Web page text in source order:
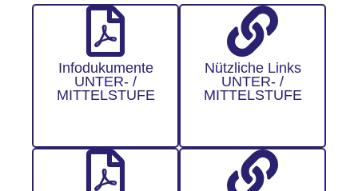
Infodukumente
UNTER- /
MITTELSTUFE
Nützliche Links
UNTER- /
MITTELSTUFE